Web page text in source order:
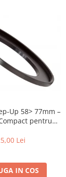
Up 58> 77mm –
pentru
Lei
IN COS